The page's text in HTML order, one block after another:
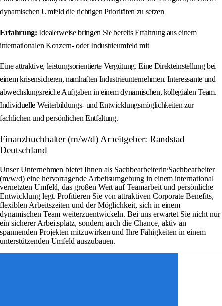
dynamischen Umfeld die richtigen Prioritäten zu setzen
Erfahrung: Idealerweise bringen Sie bereits Erfahrung aus einem
internationalen Konzern- oder Industrieumfeld mit
Eine attraktive, leistungsorientierte Vergütung. Eine Direkteinstellung bei
einem krisensicheren, namhaften Industrieunternehmen. Interessante und
abwechslungsreiche Aufgaben in einem dynamischen, kollegialen Team.
Individuelle Weiterbildungs- und Entwicklungsmöglichkeiten zur
fachlichen und persönlichen Entfaltung.
Finanzbuchhalter (m/w/d) Arbeitgeber: Randstad
Deutschland
Unser Unternehmen bietet Ihnen als Sachbearbeiterin/Sachbearbeiter
(m/w/d) eine hervorragende Arbeitsumgebung in einem international
vernetzten Umfeld, das großen Wert auf Teamarbeit und persönliche
Entwicklung legt. Profitieren Sie von attraktiven Corporate Benefits,
flexiblen Arbeitszeiten und der Möglichkeit, sich in einem
dynamischen Team weiterzuentwickeln. Bei uns erwartet Sie nicht nur
ein sicherer Arbeitsplatz, sondern auch die Chance, aktiv an
spannenden Projekten mitzuwirken und Ihre Fähigkeiten in einem
unterstützenden Umfeld auszubauen.